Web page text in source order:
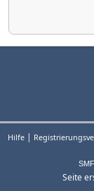
Hilfe|
Seite